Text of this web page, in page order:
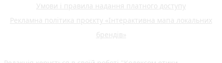
Умови і правила надання платного доступу
Рекламна політика проєкту «Інтерактивна мапа локальних
брендів»